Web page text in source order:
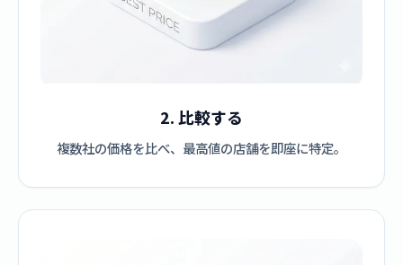
2. 比較する
複数社の価格を比べ、最高値の店舗を即座に特定。